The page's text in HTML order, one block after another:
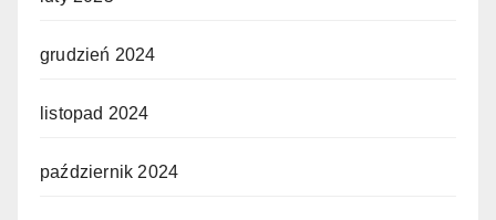
grudzień 2024
listopad 2024
październik 2024